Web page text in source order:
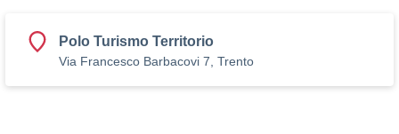
Polo Turismo Territorio
Via Francesco Barbacovi 7, Trento